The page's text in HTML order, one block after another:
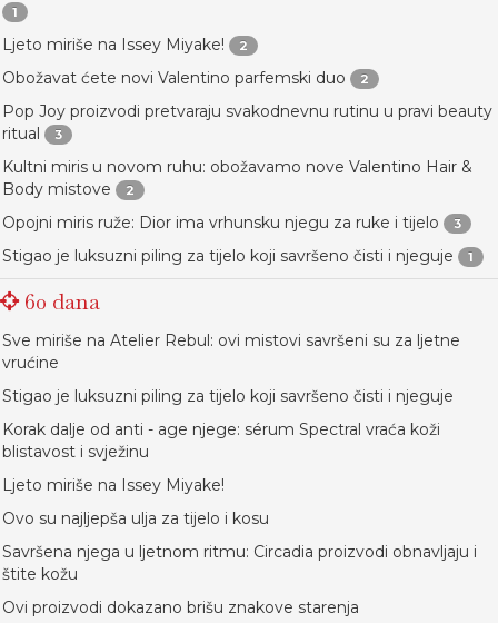
1
Ljeto miriše na Issey Miyake! 2
Obožavat ćete novi Valentino parfemski duo 2
Pop Joy proizvodi pretvaraju svakodnevnu rutinu u pravi beauty
ritual
3
Kultni miris u novom ruhu: obožavamo nove Valentino Hair &
Body mistove
2
Opojni miris ruže: Dior ima vrhunsku njegu za ruke i tijelo 3
Stigao je luksuzni piling za tijelo koji savršeno čisti i njeguje 1
60 dana
Sve miriše na Atelier Rebul: ovi mistovi savršeni su za ljetne
vrućine
Stigao je luksuzni piling za tijelo koji savršeno čisti i njeguje
Korak dalje od anti - age njege: sérum Spectral vraća koži
blistavost i svježinu
Ljeto miriše na Issey Miyake!
Ovo su najljepša ulja za tijelo i kosu
Savršena njega u ljetnom ritmu: Circadia proizvodi obnavljaju i
štite kožu
Ovi proizvodi dokazano brišu znakove starenja